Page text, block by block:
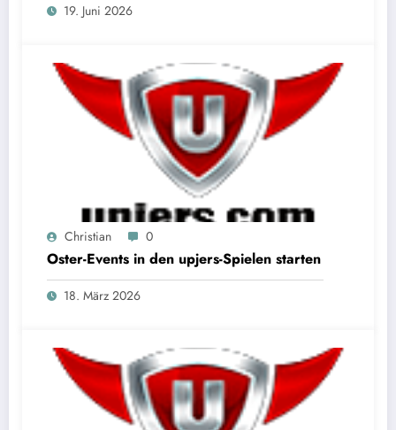
19. Juni 2026
Christian 0
Oster-Events in den upjers-Spielen starten
18. März 2026